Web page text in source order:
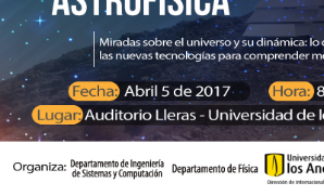
Proyecto de grado
Reingreso
Reintegro
Retiro voluntario
Transferencia